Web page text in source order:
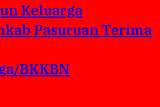
Keluarga
Pasuruan Terima
BKKBN